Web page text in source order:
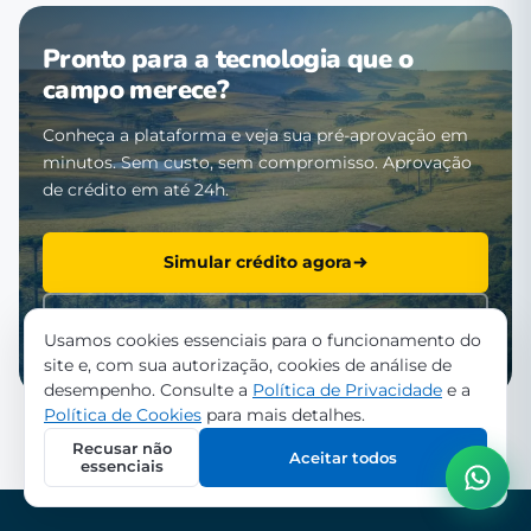
Pronto para a tecnologia que o
campo merece?
Conheça a plataforma e veja sua pré-aprovação em
minutos. Sem custo, sem compromisso. Aprovação
de crédito em até 24h.
Simular crédito agora
Usamos cookies essenciais para o funcionamento do
site e, com sua autorização, cookies de análise de
desempenho. Consulte a Política de Privacidade e a
Política de Cookies para mais detalhes.
Recusar não
essenciais
Aceitar todos